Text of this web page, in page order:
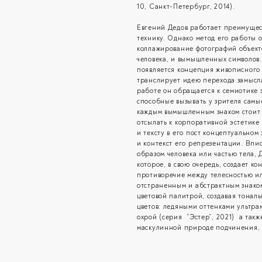
10, Санкт-Петербург, 2014).
Евгений Дедов работает
технику. Однако метод его работы
коллажирование фотографий
человека, и вымышленных
появляется концепция
транслирует идею перехода
работе он обращается к
способные вызывать у зрителя
каждым вымышленным знаком
отсылать к корпоративной
и тексту в его пост
и контекст его репрезентации.
образом человека или частью тела,
которое, в свою очередь, создает
противоречие между телесностью
отстраненным и абстрактным
цветовой палитрой, создавая
цветов: ледяными оттенками
охрой (серия “Эстер”, 2021) а
маскулинной природе подчинения,